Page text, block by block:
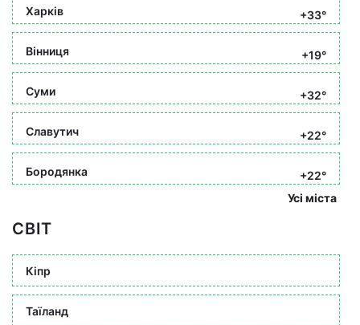
Харків +33°
Вінниця +19°
Суми +32°
Славутич +22°
Бородянка
+22°
Усі міста
СВІТ
Кіпр
Таїланд